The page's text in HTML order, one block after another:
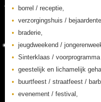
borrel / receptie,
verzorgingshuis /
braderie,
jeugdweekend /
Sinterklaas /
geestelijk en lichamelijk
buurtfeest / straatfeest /
evenement / festival,